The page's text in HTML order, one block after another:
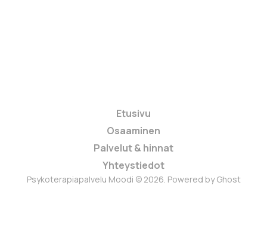
Etusivu
Osaaminen
Palvelut & hinnat
Yhteystiedot
Psykoterapiapalvelu Moodi © 2026. Powered byGhost